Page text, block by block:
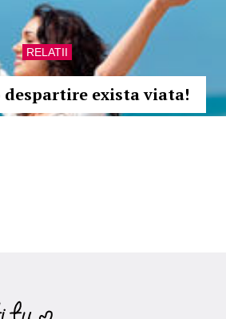
RELATII
despartire exista viata!